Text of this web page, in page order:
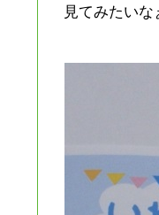
見てみたいな